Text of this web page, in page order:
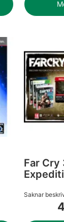
Far Cry
Saknar